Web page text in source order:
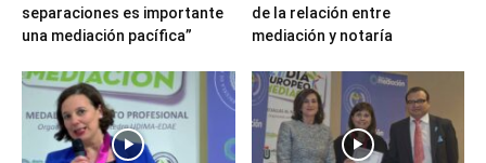
separaciones es importante
una mediación pacífica”
de la relación entre
mediación y notaría